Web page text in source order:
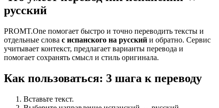
русский
PROMT.One помогает быстро и точно переводить тексты и
отдельные слова с испанского на русский и обратно. Сервис
учитывает контекст, предлагает варианты перевода и
помогает сохранять смысл и стиль оригинала.
Как пользоваться: 3 шага к переводу
Вставьте текст.